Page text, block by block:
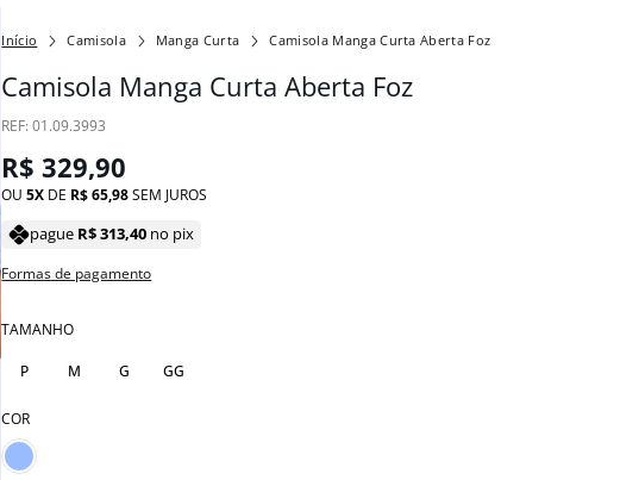
Camisola Manga Curta Camisola Manga Curta Aberta Foz
Camisola Manga Curta Aberta Foz
:01.09.3993
R$ 329,90
OU5 DE R$65,98SEM JUROS
pague R$313,40 no pix
Formas de pagamento
TAMANHO
P M G GG
COR